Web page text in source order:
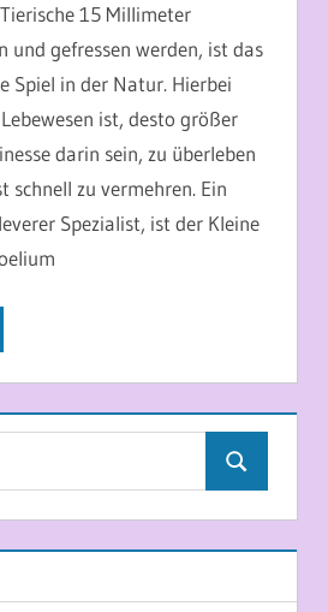
15 Millimeter
und gefressen werden, ist das
Spiel in der Natur. Hierbei
ist, desto größer
darin sein, zu überleben
schnell zu vermehren. Ein
Spezialist, ist der Kleine
Suchen